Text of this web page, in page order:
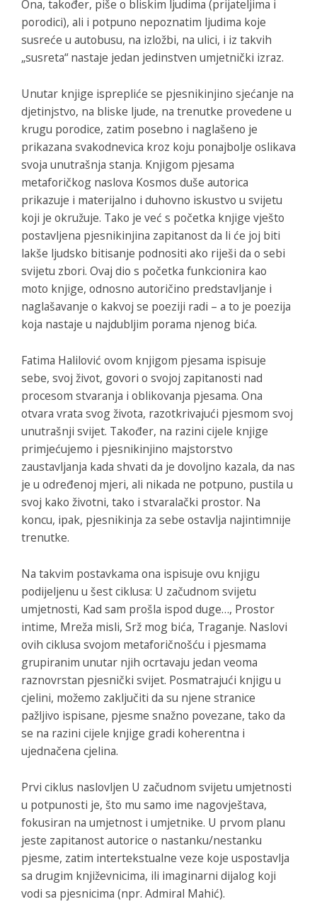
Ona, također, piše o bliskim ljudima (prijateljima i
porodici), ali i potpuno nepoznatim ljudima koje
susreće u autobusu, na izložbi, na ulici, i iz takvih
„susreta“ nastaje jedan jedinstven umjetnički izraz.
Unutar knjige isprepliće se pjesnikinjino sjećanje na
djetinjstvo, na bliske ljude, na trenutke provedene u
krugu porodice, zatim posebno i naglašeno je
prikazana svakodnevica kroz koju ponajbolje oslikava
svoja unutrašnja stanja. Knjigom pjesama
metaforičkog naslova Kosmos duše autorica
prikazuje i materijalno i duhovno iskustvo u svijetu
koji je okružuje. Tako je već s početka knjige vješto
postavljena pjesnikinjina zapitanost da li će joj biti
lakše ljudsko bitisanje podnositi ako riješi da o sebi
svijetu zbori. Ovaj dio s početka funkcionira kao
moto knjige, odnosno autoričino predstavljanje i
naglašavanje o kakvoj se poeziji radi – a to je poezija
koja nastaje u najdubljim porama njenog bića.
Fatima Halilović ovom knjigom pjesama ispisuje
sebe, svoj život, govori o svojoj zapitanosti nad
procesom stvaranja i oblikovanja pjesama. Ona
otvara vrata svog života, razotkrivajući pjesmom svoj
unutrašnji svijet. Također, na razini cijele knjige
primjećujemo i pjesnikinjino majstorstvo
zaustavljanja kada shvati da je dovoljno kazala, da nas
je u određenoj mjeri, ali nikada ne potpuno, pustila u
svoj kako životni, tako i stvaralački prostor. Na
koncu, ipak, pjesnikinja za sebe ostavlja najintimnije
trenutke.
Na takvim postavkama ona ispisuje ovu knjigu
podijeljenu u šest ciklusa: U začudnom svijetu
umjetnosti, Kad sam prošla ispod duge…, Prostor
intime, Mreža misli, Srž mog bića, Traganje. Naslovi
ovih ciklusa svojom metaforičnošću i pjesmama
grupiranim unutar njih ocrtavaju jedan veoma
raznovrstan pjesnički svijet. Posmatrajući knjigu u
cjelini, možemo zaključiti da su njene stranice
pažljivo ispisane, pjesme snažno povezane, tako da
se na razini cijele knjige gradi koherentna i
ujednačena cjelina.
Prvi ciklus naslovljen U začudnom svijetu umjetnosti
u potpunosti je, što mu samo ime nagovještava,
fokusiran na umjetnost i umjetnike. U prvom planu
jeste zapitanost autorice o nastanku/nestanku
pjesme, zatim intertekstualne veze koje uspostavlja
sa drugim književnicima, ili imaginarni dijalog koji
vodi sa pjesnicima (npr. Admiral Mahić).